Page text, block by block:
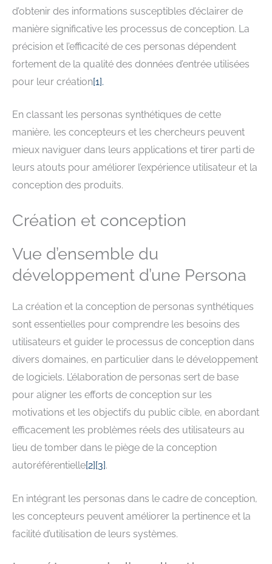
d’obtenir des informations susceptibles d’éclairer de
manière significative les processus de conception. La
précision et l’efficacité de ces personas dépendent
fortement de la qualité des données d’entrée utilisées
pour leur création[1].
En classant les personas synthétiques de cette
manière, les concepteurs et les chercheurs peuvent
mieux naviguer dans leurs applications et tirer parti de
leurs atouts pour améliorer l’expérience utilisateur et la
conception des produits.
Création et conception
Vue d’ensemble du
développement d’une Persona
La création et la conception de personas synthétiques
sont essentielles pour comprendre les besoins des
utilisateurs et guider le processus de conception dans
divers domaines, en particulier dans le développement
de logiciels. L’élaboration de personas sert de base
pour aligner les efforts de conception sur les
motivations et les objectifs du public cible, en abordant
efficacement les problèmes réels des utilisateurs au
lieu de tomber dans le piège de la conception
autoréférentielle[2][3].
En intégrant les personas dans le cadre de conception,
les concepteurs peuvent améliorer la pertinence et la
facilité d’utilisation de leurs systèmes.